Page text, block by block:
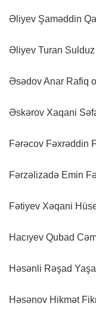
Əliyev Şaməddin
Əliyev Turan
Əsədov Anar Rafiq
Əskərov Xaqani
Fərəcov Fəxrəddin
Fərzəlizadə Emin
Fətiyev Xəqani
Hacıyev Qubad
Həsənli Rəşad
Həsənov Hikmət